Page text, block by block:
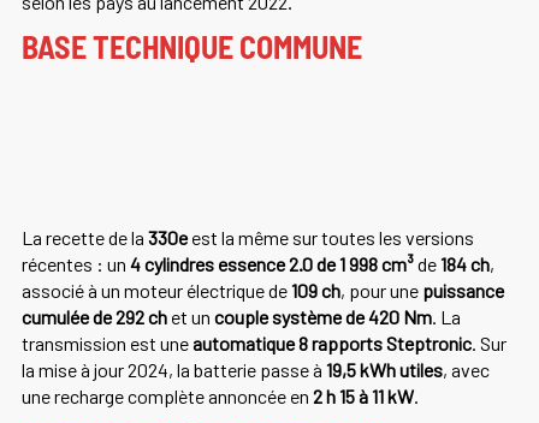
BASE TECHNIQUE COMMUNE
La recette de la 330eest la même sur toutes les versions
récentes : un 4 cylindres essence 2.0 de 1 998 cm³de184 ch,
associé à un moteur électrique de109 ch, pour une puissance
cumulée de 292 chet un couple système de 420 Nm. La
transmission est uneautomatique 8 rapports Steptronic. Sur
la mise à jour 2024, la batterie passe à 19,5 kWh utiles, avec
une recharge complète annoncée en 2 h 15 à 11 kW.